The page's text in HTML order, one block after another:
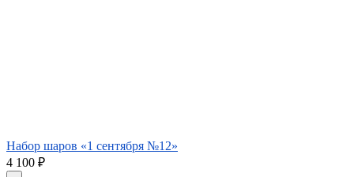
Набор шаров «1 сентября №12»
4 100 ₽